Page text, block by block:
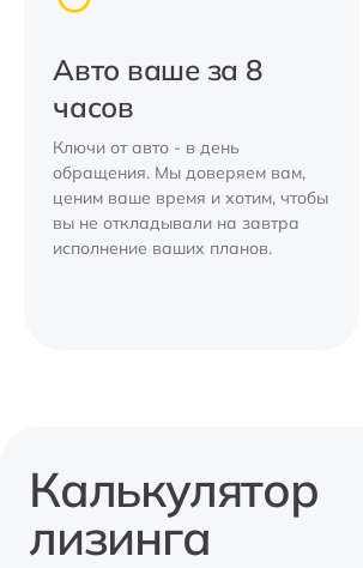
Авто ваше за 8
часов
Ключи от авто - в день
обращения. Мы доверяем вам,
ценим ваше время и хотим, чтобы
вы не откладывали на завтра
исполнение ваших планов.
Калькулятор
лизинга